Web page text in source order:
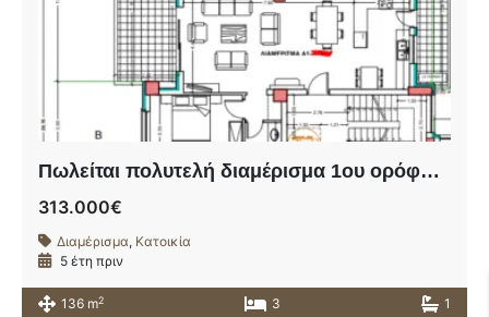
Πωλείται πολυτελή διαμέρισμα 1ου ορόφου σε υπό ανέγερση οικοδομή πλησίον της οδού Ηρώων Πολυτεχνείου.
313.000€
Διαμέρισμα, Κατοικία
5 έτη πριν
136 m2 3 1